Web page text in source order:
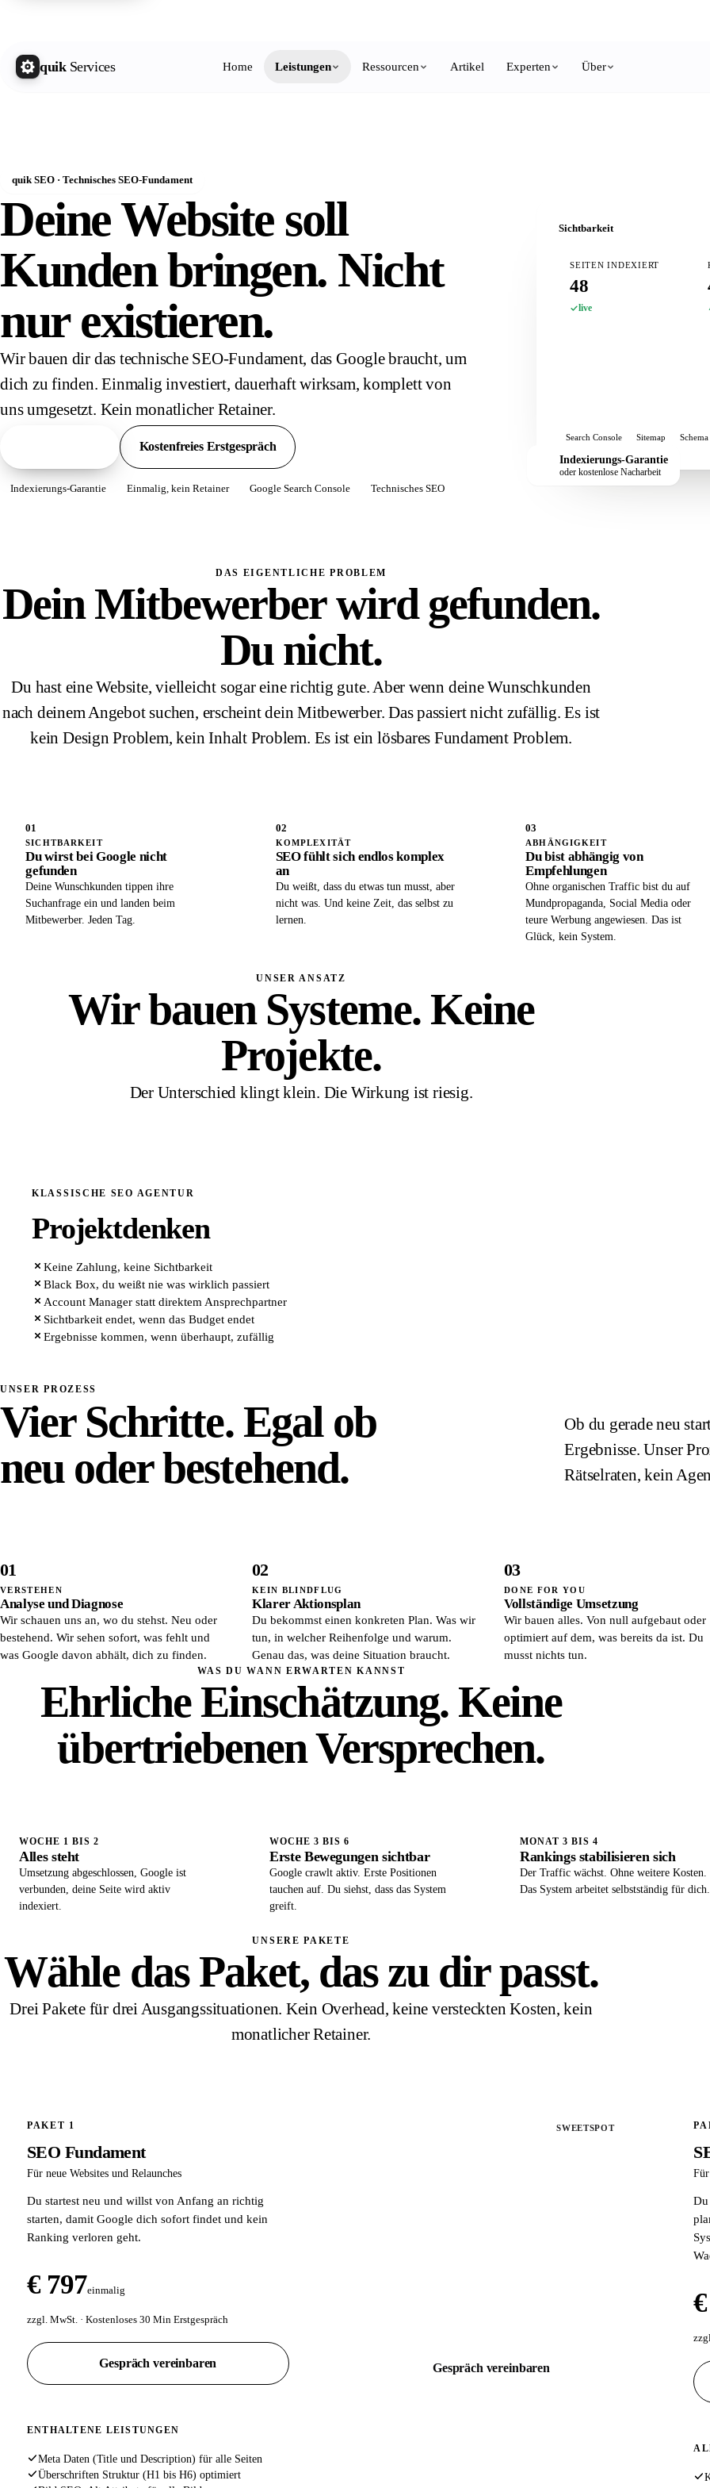
quik Services Home Leistungen Ressourcen Artikel Experten Über
quik SEO · Technisches SEO-Fundament
Deine Website soll
Kunden bringen. Nicht
nurexistieren.
Wir bauen dir das technische SEO-Fundament, das Google braucht, um
dich zu finden. Einmalig investiert, dauerhaft wirksam, komplett von
uns umgesetzt. Kein monatlicher Retainer.
Kostenfreies Erstgespräch
Indexierungs-Garantie Einmalig, kein Retainer Google Search Console Technisches SEO
Sichtbarkeit
SEITEN INDEXIERT
48
live
Search Console Sitemap Schema
Indexierungs-Garantie
oder kostenlose Nacharbeit
DAS EIGENTLICHE PROBLEM
Dein Mitbewerber wird gefunden.
Du nicht.
Du hast eine Website, vielleicht sogar eine richtig gute. Aber wenn deine Wunschkunden
nach deinem Angebot suchen, erscheint dein Mitbewerber. Das passiert nicht zufällig. Es ist
kein Design Problem, kein Inhalt Problem. Es ist ein lösbares Fundament Problem.
01
SICHTBARKEIT
Du wirst bei Google nicht
gefunden
Deine Wunschkunden tippen ihre
Suchanfrage ein und landen beim
Mitbewerber. Jeden Tag.
02
KOMPLEXITÄT
SEO fühlt sich endlos komplex
an
Du weißt, dass du etwas tun musst, aber
nicht was. Und keine Zeit, das selbst zu
lernen.
03
ABHÄNGIGKEIT
Du bist abhängig von
Empfehlungen
Ohne organischen Traffic bist du auf
Mundpropaganda, Social Media oder
teure Werbung angewiesen. Das ist
Glück, kein System.
UNSER ANSATZ
Wir bauen Systeme. Keine
Projekte.
Der Unterschied klingt klein. Die Wirkung ist riesig.
KLASSISCHE SEO AGENTUR
Projektdenken
Keine Zahlung, keine Sichtbarkeit
Black Box, du weißt nie was wirklich passiert
Account Manager statt direktem Ansprechpartner
Sichtbarkeit endet, wenn das Budget endet
Ergebnisse kommen, wenn überhaupt, zufällig
UNSER PROZESS
Vier Schritte. Egal ob
neu oder bestehend.
Ob du gerade neu
Ergebnisse. Unser
Rätselraten, kein
01
VERSTEHEN
Analyse und Diagnose
Wir schauen uns an, wo du stehst. Neu oder
bestehend. Wir sehen sofort, was fehlt und
was Google davon abhält, dich zu finden.
02
KEIN BLINDFLUG
Klarer Aktionsplan
Du bekommst einen konkreten Plan. Was wir
tun, in welcher Reihenfolge und warum.
Genau das, was deine Situation braucht.
03
DONE FOR YOU
Vollständige Umsetzung
Wir bauen alles. Von null aufgebaut oder
optimiert auf dem, was bereits da ist. Du
musst nichts tun.
WAS DU WANN ERWARTEN KANNST
Ehrliche Einschätzung. Keine
übertriebenen Versprechen.
WOCHE 1 BIS 2
Alles steht
Umsetzung abgeschlossen, Google ist
verbunden, deine Seite wird aktiv
indexiert.
WOCHE 3 BIS 6
Erste Bewegungen sichtbar
Google crawlt aktiv. Erste Positionen
tauchen auf. Du siehst, dass das System
greift.
MONAT 3 BIS 4
Rankings stabilisieren sich
Der Traffic wächst. Ohne weitere Kosten.
Das System arbeitet selbstständig für dich.
UNSERE PAKETE
Wähle das Paket, das zu dir passt.
Drei Pakete für drei Ausgangssituationen. Kein Overhead, keine versteckten Kosten, kein
monatlicher Retainer.
PAKET 1
SEO Fundament
Für neue Websites und Relaunches
Du startest neu und willst von Anfang an richtig
starten, damit Google dich sofort findet und kein
Ranking verloren geht.
€ 797einmalig
zzgl. MwSt. · Kostenloses 30 Min Erstgespräch
Gespräch vereinbaren
ENTHALTENE LEISTUNGEN
Meta Daten (Title und Description) für alle Seiten
Überschriften Struktur (H1 bis H6) optimiert
SWEETSPOT
Gespräch vereinbaren